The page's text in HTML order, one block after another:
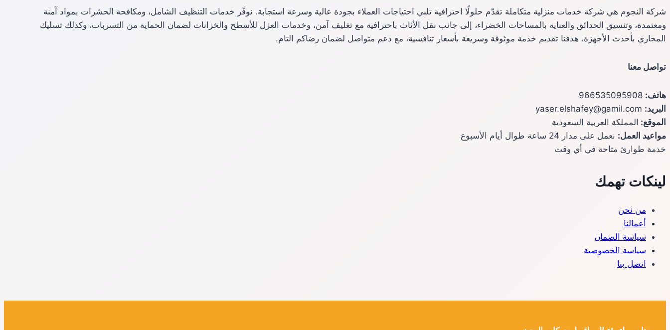
شركة النجوم هي شركة خدمات منزلية متكاملة تقدّم حلولًا احترافية تلبي احتياجات العملاء بجودة عالية وسرعة استجابة. نوفّر خدمات التنظيف الشامل، ومكافحة الحشرات بمواد آمنة
ومعتمدة، وتنسيق الحدائق والعناية بالمساحات الخضراء، إلى جانب نقل الأثاث باحترافية مع تغليف آمن، وخدمات العزل للأسطح والخزانات لضمان الحماية من التسربات، وكذلك تسليك
المجاري بأحدث الأجهزة. هدفنا تقديم خدمة موثوقة وسريعة بأسعار تنافسية، مع دعم متواصل لضمان رضاكم التام.
تواصل معنا
هاتف:
البريد:
الموقع: المملكة العربية السعودية
مواعيد العمل: نعمل على مدار 24 ساعة طوال أيام الأسبوع
خدمة طوارئ متاحة في أي وقت
لينكات تهمك
من نحن
أعمالنا
سياسة الضمان
سياسة الخصوصية
اتصل بنا